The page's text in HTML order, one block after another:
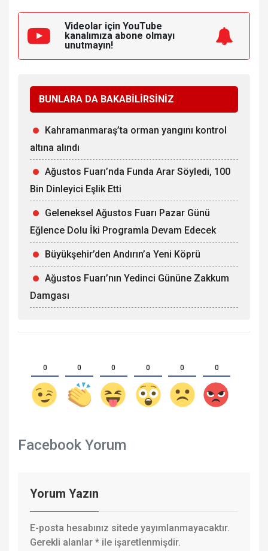
Videolar için YouTube
kanalımıza abone olmayı
unutmayın!
BUNLARA DA BAKABİLİRSİNİZ
Kahramanmaraş’ta orman yangını kontrol
altına alındı
Ağustos Fuarı’nda Funda Arar Söyledi, 100
Bin Dinleyici Eşlik Etti
Geleneksel Ağustos Fuarı Pazar Günü
Eğlence Dolu İki Programla Devam Edecek
Büyükşehir’den Andırın’a Yeni Köprü
Ağustos Fuarı’nın Yedinci Gününe Zakkum
Damgası
0 0 0 0 0 0
Facebook Yorum
Yorum Yazın
E-posta hesabınız sitede yayımlanmayacaktır.
Gerekli alanlar * ile işaretlenmişdir.